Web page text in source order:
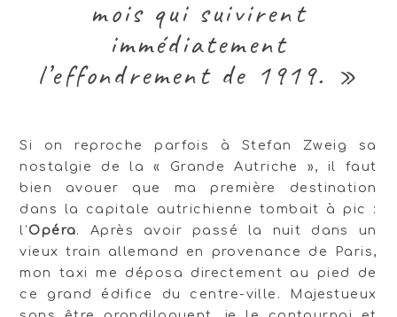
mois qui suivirent
immédiatement
l’effondrement de 1919. »
Si on reproche parfois à Stefan Zweig sa
nostalgie de la « Grande Autriche », il faut
bien avouer que ma première destination
dans la capitale autrichienne tombait à pic :
l’Opéra. Après avoir passé la nuit dans un
vieux train allemand en provenance de Paris,
mon taxi me déposa directement au pied de
ce grand édifice du centre-ville. Majestueux